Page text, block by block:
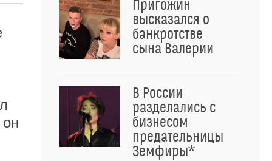
Пригожин
высказался о
банкротстве
сына Валерии
В России
разделались с
бизнесом
предательницы
Земфиры*